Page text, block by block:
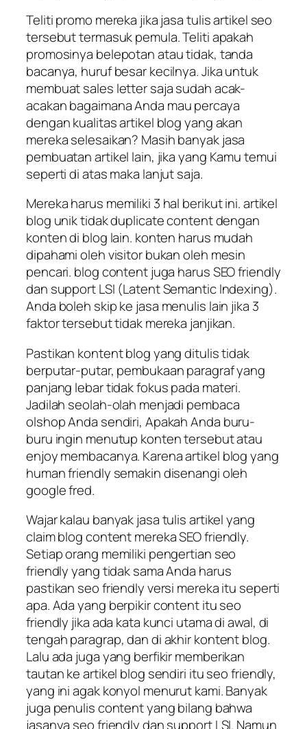
Teliti promo mereka jika jasa tulis artikel seo
tersebut termasuk pemula. Teliti apakah
promosinya belepotan atau tidak, tanda
bacanya, huruf besar kecilnya. Jika untuk
membuat sales letter saja sudah acak-
acakan bagaimana Anda mau percaya
dengan kualitas artikel blog yang akan
mereka selesaikan? Masih banyak jasa
pembuatan artikel lain, jika yang Kamu temui
seperti di atas maka lanjut saja.
Mereka harus memiliki 3 hal berikut ini. artikel
blog unik tidak duplicate content dengan
konten di blog lain. konten harus mudah
dipahami oleh visitor bukan oleh mesin
pencari. blog content juga harus SEO friendly
dan support LSI (Latent Semantic Indexing).
Anda boleh skip ke jasa menulis lain jika 3
faktor tersebut tidak mereka janjikan.
Pastikan kontent blog yang ditulis tidak
berputar-putar, pembukaan paragraf yang
panjang lebar tidak fokus pada materi.
Jadilah seolah-olah menjadi pembaca
olshop Anda sendiri, Apakah Anda buru-
buru ingin menutup konten tersebut atau
enjoy membacanya. Karena artikel blog yang
human friendly semakin disenangi oleh
google fred.
Wajar kalau banyak jasa tulis artikel yang
claim blog content mereka SEO friendly.
Setiap orang memiliki pengertian seo
friendly yang tidak sama Anda harus
pastikan seo friendly versi mereka itu seperti
apa. Ada yang berpikir content itu seo
friendly jika ada kata kunci utama di awal, di
tengah paragrap, dan di akhir kontent blog.
Lalu ada juga yang berfikir memberikan
tautan ke artikel blog sendiri itu seo friendly,
yang ini agak konyol menurut kami. Banyak
juga penulis content yang bilang bahwa
jasanya seo friendly dan support LSI. Namun